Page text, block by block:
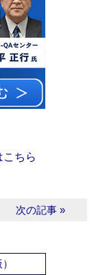
ちら
次の記事 »